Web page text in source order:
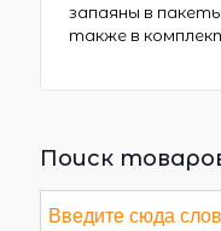
запаяны в
также в
Поиск